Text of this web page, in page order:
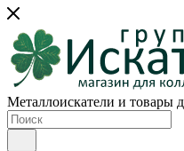
Металлоискатели и товары